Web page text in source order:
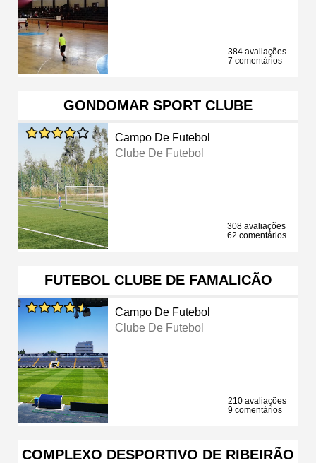
384 avaliações
7 comentários
GONDOMAR SPORT CLUBE
Campo De Futebol
Clube De Futebol
308 avaliações
62 comentários
FUTEBOL CLUBE DE FAMALICÃO
Campo De Futebol
Clube De Futebol
210 avaliações
9 comentários
COMPLEXO DESPORTIVO DE RIBEIRÃO